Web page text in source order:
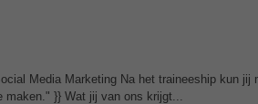
Media Marketing Na het traineeship kun jij
maken." }} Wat jij van ons krijgt...